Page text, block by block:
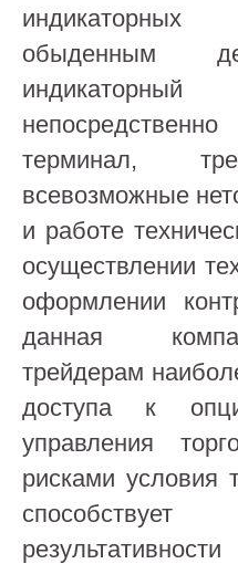
обыденным
терминал,
всевозможные
и работе
осуществлении
оформлении
данная
трейдерам
доступа к
управления
рисками условия